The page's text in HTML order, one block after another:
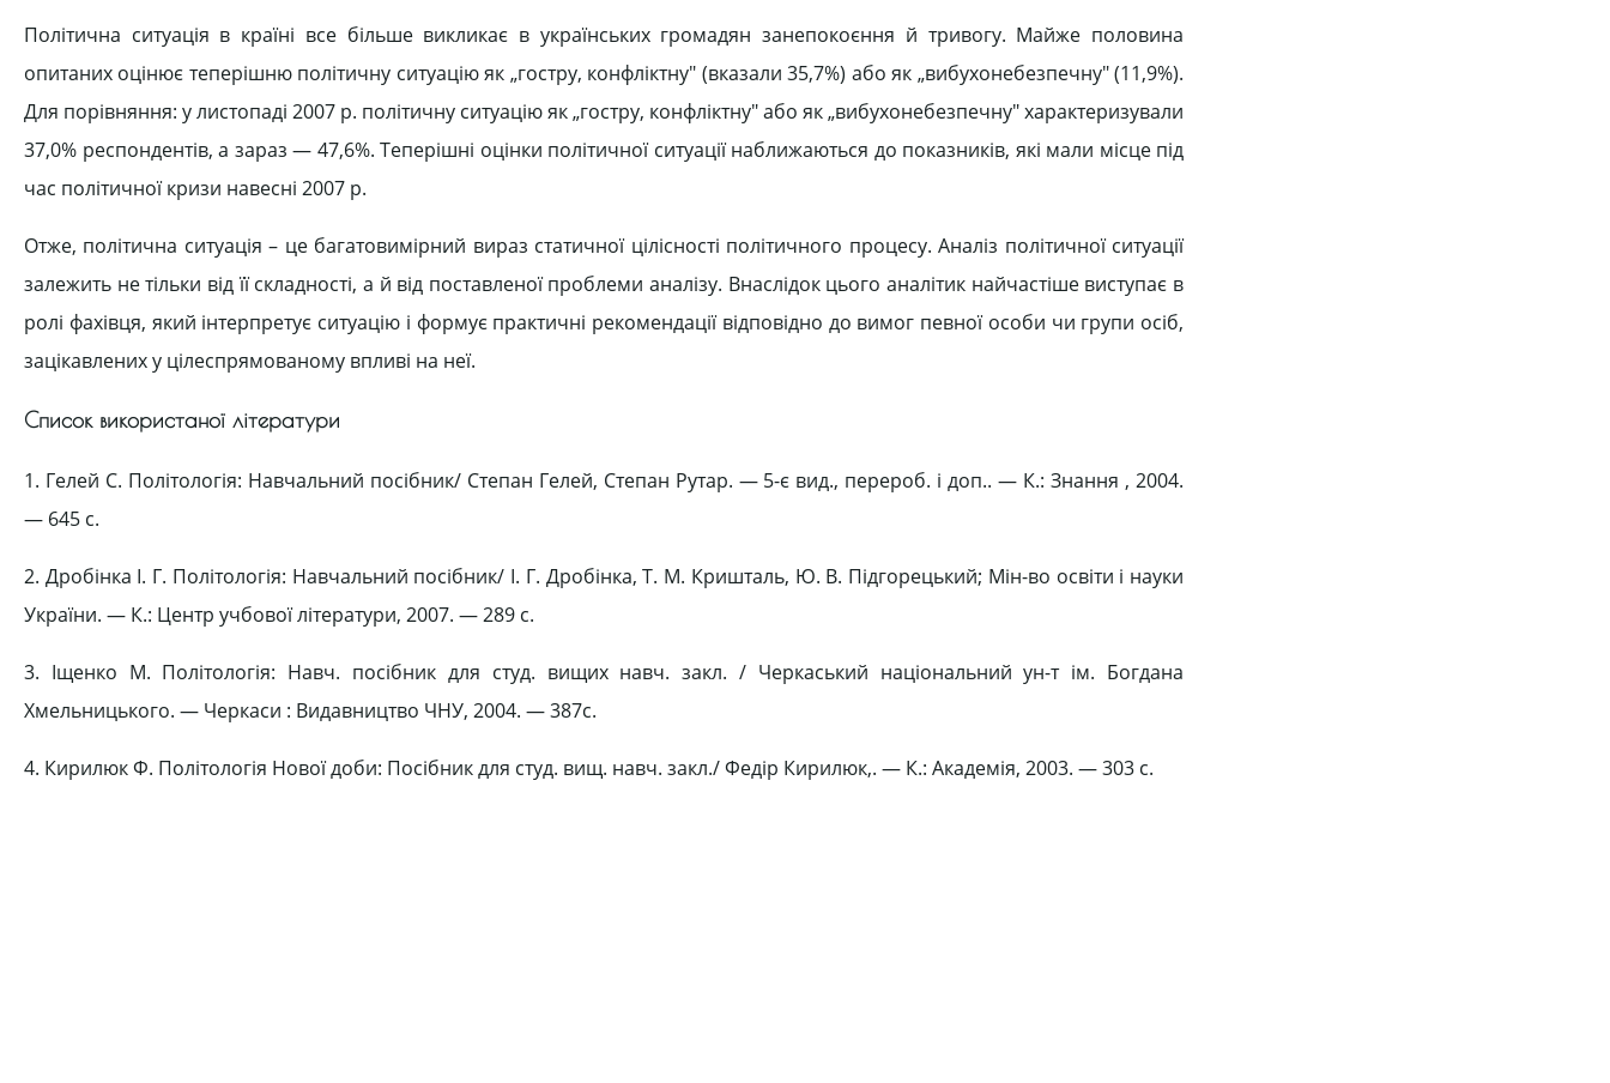
Політична ситуація в країні все більше викликає в українських громадян занепокоєння й тривогу. Майже половина
опитаних оцінює теперішню політичну ситуацію як „гостру, конфліктну" (вказали 35,7%) або як „вибухонебезпечну" (11,9%).
Для порівняння: у листопаді 2007 р. політичну ситуацію як „гостру, конфліктну" або як „вибухонебезпечну" характеризували
37,0% респондентів, а зараз — 47,6%. Теперішні оцінки політичної ситуації наближаються до показників, які мали місце під
час політичної кризи навесні 2007 р.
Отже, політична ситуація – це багатовимірний вираз статичної цілісності політичного процесу. Аналіз політичної ситуації
залежить не тільки від її складності, а й від поставленої проблеми аналізу. Внаслідок цього аналітик найчастіше виступає в
ролі фахівця, який інтерпретує ситуацію і формує практичні рекомендації відповідно до вимог певної особи чи групи осіб,
зацікавлених у цілеспрямованому впливі на неї.
Список використаної літератури
1. Гелей С. Політологія: Навчальний посібник/ Степан Гелей, Степан Рутар. — 5-є вид., перероб. і доп.. — К.: Знання , 2004.
— 645 с.
2. Дробінка І. Г. Політологія: Навчальний посібник/ І. Г. Дробінка, Т. М. Кришталь, Ю. В. Підгорецький; Мін-во освіти і науки
України. — К.: Центр учбової літератури, 2007. — 289 с.
3. Іщенко М. Політологія: Навч. посібник для студ. вищих навч. закл. / Черкаський національний ун-т ім. Богдана
Хмельницького. — Черкаси : Видавництво ЧНУ, 2004. — 387с.
4. Кирилюк Ф. Політологія Нової доби: Посібник для студ. вищ. навч. закл./ Федір Кирилюк,. — К.: Академія, 2003. — 303 с.